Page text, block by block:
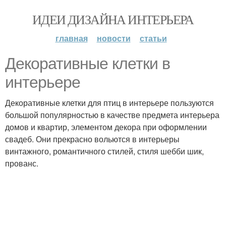
ИДЕИ ДИЗАЙНА ИНТЕРЬЕРА
главная новости статьи
Декоративные клетки в
интерьере
Декоративные клетки для птиц в интерьере пользуются
большой популярностью в качестве предмета интерьера
домов и квартир, элементом декора при оформлении
свадеб. Они прекрасно вольются в интерьеры
винтажного, романтичного стилей, стиля шебби шик,
прованс.